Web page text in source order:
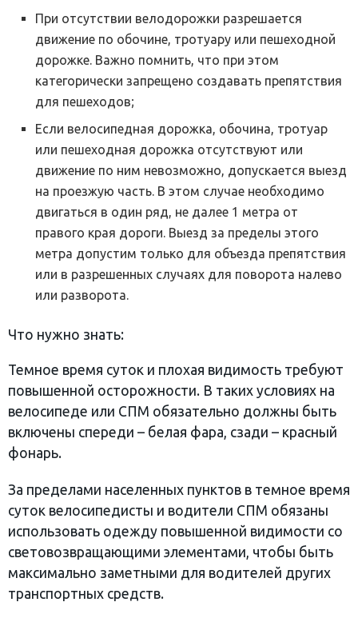
При отсутствии велодорожки разрешается
движение по обочине, тротуару или пешеходной
дорожке. Важно помнить, что при этом
категорически запрещено создавать препятствия
для пешеходов;
Если велосипедная дорожка, обочина, тротуар
или пешеходная дорожка отсутствуют или
движение по ним невозможно, допускается выезд
на проезжую часть. В этом случае необходимо
двигаться в один ряд, не далее 1 метра от
правого края дороги. Выезд за пределы этого
метра допустим только для объезда препятствия
или в разрешенных случаях для поворота налево
или разворота.
Что нужно знать:
Темное время суток и плохая видимость требуют
повышенной осторожности. В таких условиях на
велосипеде или СПМ обязательно должны быть
включены спереди – белая фара, сзади – красный
фонарь.
За пределами населенных пунктов в темное время
суток велосипедисты и водители СПМ обязаны
использовать одежду повышенной видимости со
световозвращающими элементами, чтобы быть
максимально заметными для водителей других
транспортных средств.